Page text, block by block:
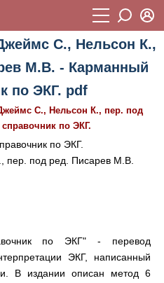
С., Нельсон К.,
М.В. - Карманный
по ЭКГ. pdf
С., Нельсон К., пер. под
по ЭКГ.
по ЭКГ.
пер. под ред. Писарев М.В.
по ЭКГ" - перевод
ЭКГ, написанный
В издании описан метод 6